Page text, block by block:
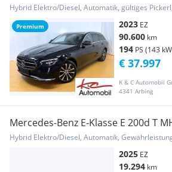
Premium
4Matic Austria Edition Aut.
2023 EZ
90.600 km
194 PS (143
K & C Automobil
4341 Arbing
€ 37.997
Mercedes-Benz E-Klasse E 200d T
Hybrid Elektro/Diesel, Automatik,
2025 EZ
19.294 km